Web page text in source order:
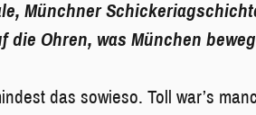
Münchner
die Ohren, was München
das sowieso. Toll war’s